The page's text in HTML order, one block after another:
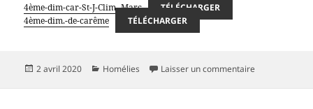
4ème-dim-car-St-J-Clim.-Marc
TÉLÉCHARGER
4ème-dim.-de-carême
TÉLÉCHARGER
Publié
2 avril 2020 Catégories
Homélies Laisser un commentairesur Quatrième